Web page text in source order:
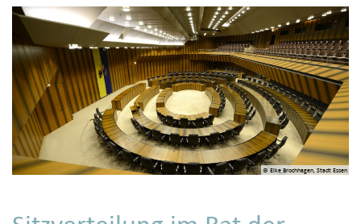
© Elke Brochhagen, Stadt Essen